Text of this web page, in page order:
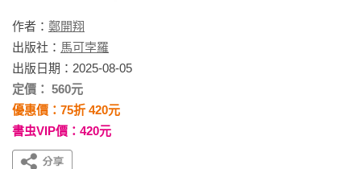
作者： 鄭開翔
出版社： 馬可孛羅
出版日期：2025-08-05
定價： 560元
優惠價：75折 420元
書虫VIP價：420元